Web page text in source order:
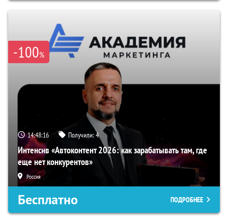
-100%
14:48:15 Получили:4
Интенсив «Автоконтент 2026: как зарабатывать там, где
еще нет конкурентов»
Россия
Бесплатно ПОДРОБНЕЕ